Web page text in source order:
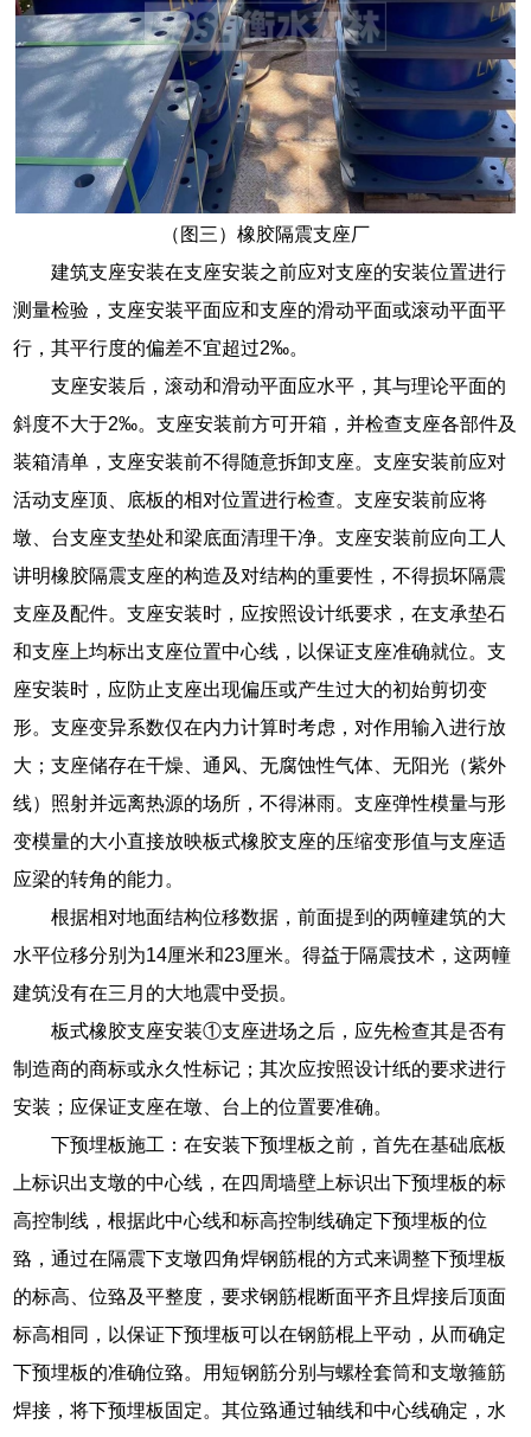
（图三）橡胶隔震支座厂
建筑支座安装在支座安装之前应对支座的安装位置进行
测量检验，支座安装平面应和支座的滑动平面或滚动平面平
行，其平行度的偏差不宜超过2‰。
支座安装后，滚动和滑动平面应水平，其与理论平面的
斜度不大于2‰。支座安装前方可开箱，并检查支座各部件及
装箱清单，支座安装前不得随意拆卸支座。支座安装前应对
活动支座顶、底板的相对位置进行检查。支座安装前应将
墩、台支座支垫处和梁底面清理干净。支座安装前应向工人
讲明橡胶隔震支座的构造及对结构的重要性，不得损坏隔震
支座及配件。支座安装时，应按照设计纸要求，在支承垫石
和支座上均标出支座位置中心线，以保证支座准确就位。支
座安装时，应防止支座出现偏压或产生过大的初始剪切变
形。支座变异系数仅在内力计算时考虑，对作用输入进行放
大；支座储存在干燥、通风、无腐蚀性气体、无阳光（紫外
线）照射并远离热源的场所，不得淋雨。支座弹性模量与形
变模量的大小直接放映板式橡胶支座的压缩变形值与支座适
应梁的转角的能力。
根据相对地面结构位移数据，前面提到的两幢建筑的大
水平位移分别为14厘米和23厘米。得益于隔震技术，这两幢
建筑没有在三月的大地震中受损。
板式橡胶支座安装①支座进场之后，应先检查其是否有
制造商的商标或永久性标记；其次应按照设计纸的要求进行
安装；应保证支座在墩、台上的位置要准确。
下预埋板施工：在安装下预埋板之前，首先在基础底板
上标识出支墩的中心线，在四周墙壁上标识出下预埋板的标
高控制线，根据此中心线和标高控制线确定下预埋板的位
臵，通过在隔震下支墩四角焊钢筋棍的方式来调整下预埋板
的标高、位臵及平整度，要求钢筋棍断面平齐且焊接后顶面
标高相同，以保证下预埋板可以在钢筋棍上平动，从而确定
下预埋板的准确位臵。用短钢筋分别与螺栓套筒和支墩箍筋
焊接，将下预埋板固定。其位臵通过轴线和中心线确定，水